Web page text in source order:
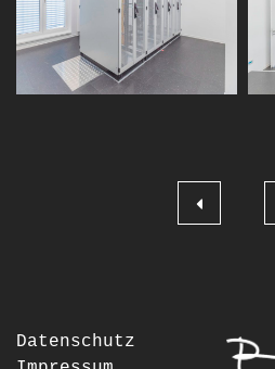
Datenschutz